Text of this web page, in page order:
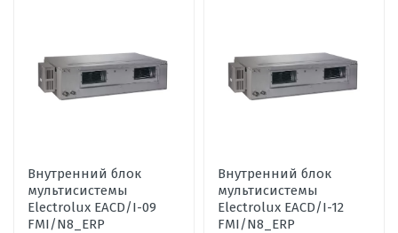
Внутренний блок
мультисистемы
Electrolux EACD/I-09
FMI/N8_ERP
Внутренний блок
мультисистемы
Electrolux EACD/I-12
FMI/N8_ERP